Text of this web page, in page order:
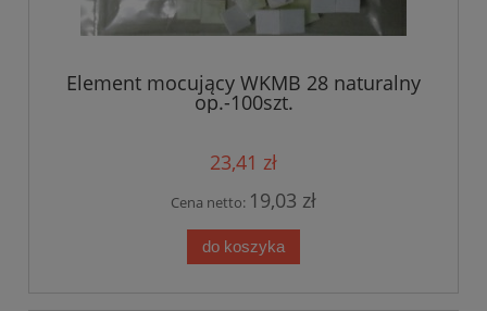
Element mocujący WKMB 28 naturalny
op.-100szt.
23,41 zł
Cena netto: 19,03 zł
do koszyka